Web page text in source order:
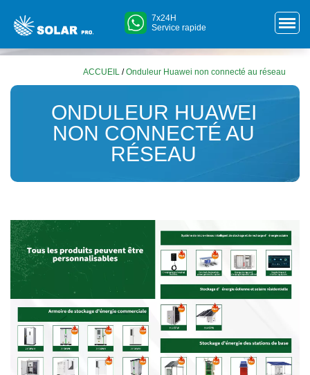
7x24H
Service rapide
ACCUEIL /Onduleur Huawei non connecté au réseau
ONDULEUR HUAWEI
NON CONNECTÉ AU
RÉSEAU